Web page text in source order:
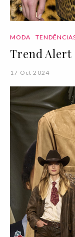
MODA
Trend Alert
17 Oct 2024